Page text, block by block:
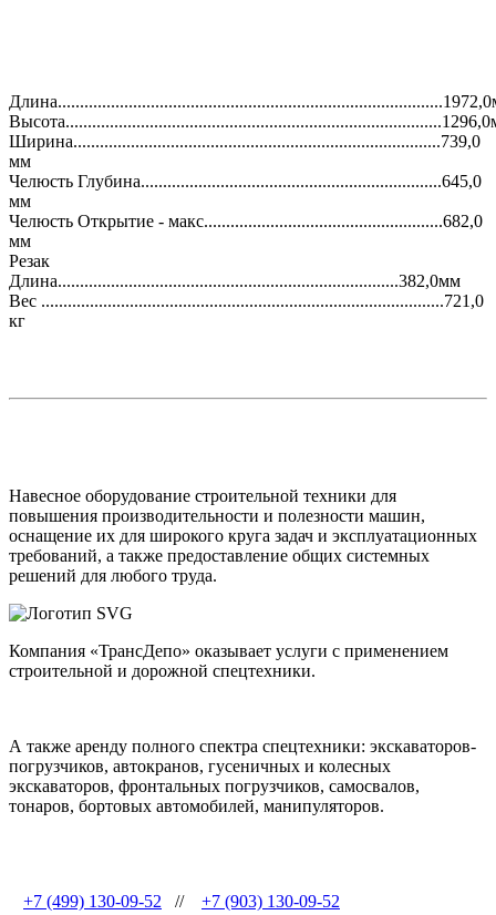
Ширина...................................................................................739,0
мм
Челюсть Глубина....................................................................645,0
мм
Челюсть Открытие - макс......................................................682,0
мм
Резак
Длина.............................................................................382,0мм
Вес ...........................................................................................721,0
кг
Навесное оборудование строительной техники для
повышения производительности и полезности машин,
оснащение их для широкого круга задач и эксплуатационных
требований, а также предоставление общих системных
решений для любого труда.
Компания «ТрансДепо» оказывает услуги c применением
строительной и дорожной спецтехники.
А также аренду полного спектра спецтехники: экскаваторов-
погрузчиков, автокранов, гусеничных и колесных
экскаваторов, фронтальных погрузчиков, самосвалов,
тонаров, бортовых автомобилей, манипуляторов.
+7 (499) 130-09-52 // +7 (903) 130-09-52